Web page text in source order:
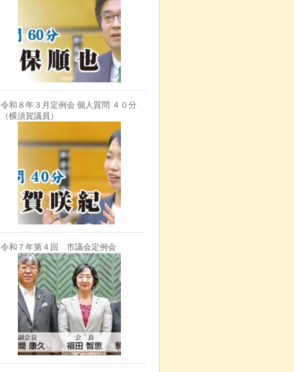
令和８年３月定例会 個人質問 ４０分
（横須賀議員）
令和７年第４回 市議会定例会